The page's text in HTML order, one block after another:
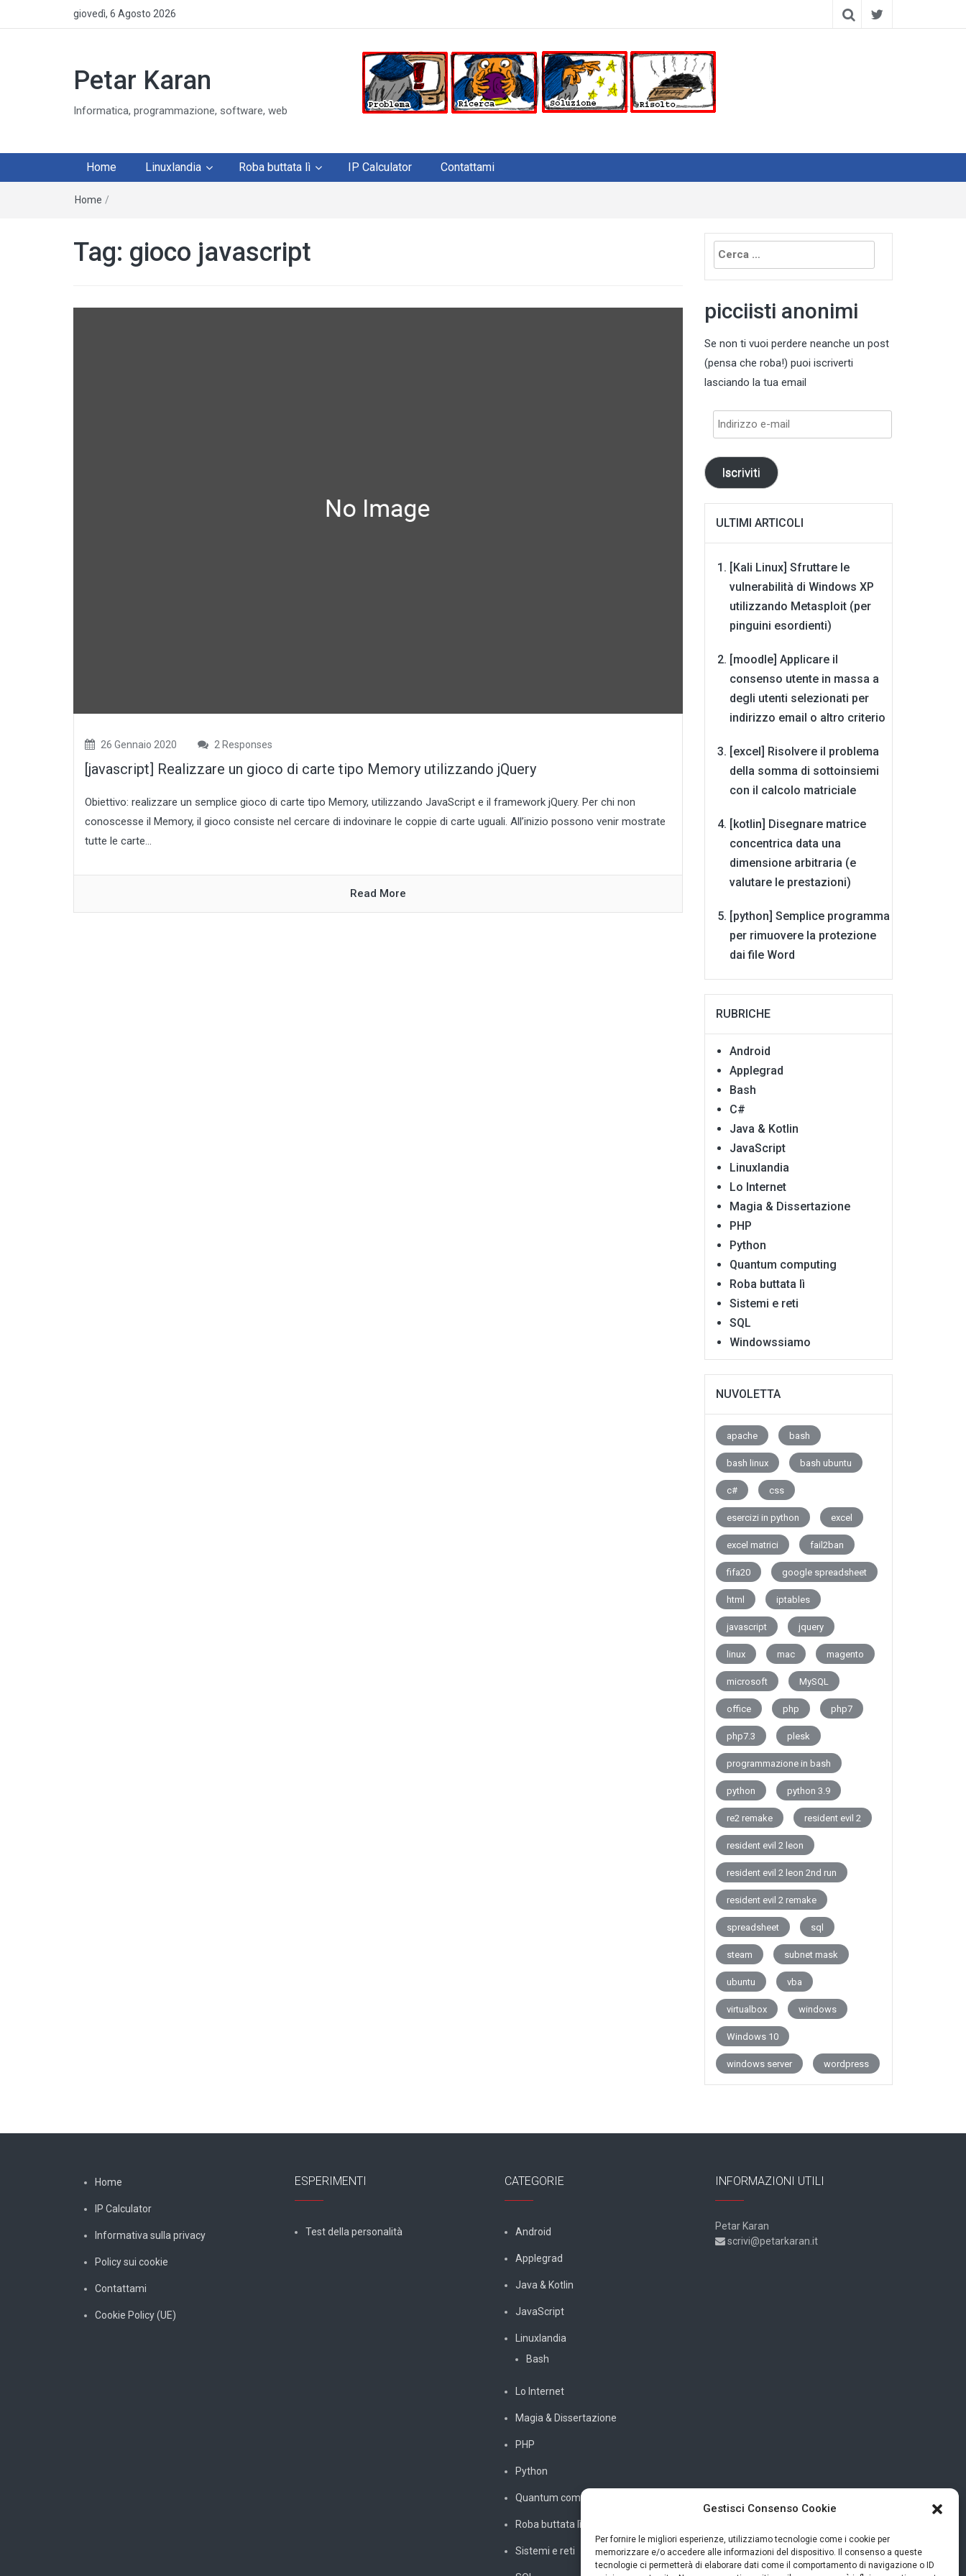
Gestisci Consenso Cookie
Per fornire le migliori esperienze, utilizziamo tecnologie come i cookie per
memorizzare e/o accedere alle informazioni del dispositivo. Il consenso a queste
tecnologie ci permetterà di elaborare dati come il comportamento di navigazione o ID
giovedì, 6 Agosto 2026
Petar Karan
Informatica, programmazione, software, web
Home Linuxlandia Roba buttata lì IP Calculator Contattami
Home /
Tag: gioco javascript
26 Gennaio 2020 2 Responses
[javascript] Realizzare un gioco di carte tipo Memory utilizzando jQuery
Obiettivo: realizzare un semplice gioco di carte tipo Memory, utilizzando JavaScript e il framework jQuery. Per chi non
conoscesse il Memory, il gioco consiste nel cercare di indovinare le coppie di carte uguali. All’inizio possono venir mostrate
tutte le carte...
Read More
Ricerca
per:
picciisti anonimi
Se non ti vuoi perdere neanche un post
(pensa che roba!) puoi iscriverti
lasciando la tua email
Indirizzo
Iscriviti
ULTIMI ARTICOLI
[Kali Linux] Sfruttare le
vulnerabilità di Windows XP
utilizzando Metasploit (per
pinguini esordienti)
[moodle] Applicare il
consenso utente in massa a
degli utenti selezionati per
indirizzo email o altro criterio
[excel] Risolvere il problema
della somma di sottoinsiemi
con il calcolo matriciale
[kotlin] Disegnare matrice
concentrica data una
dimensione arbitraria (e
valutare le prestazioni)
[python] Semplice programma
per rimuovere la protezione
dai file Word
RUBRICHE
Android
Applegrad
Bash
C#
Java & Kotlin
JavaScript
Linuxlandia
Lo Internet
Magia & Dissertazione
PHP
Python
Quantum computing
Roba buttata lì
Sistemi e reti
SQL
Windowssiamo
NUVOLETTA
apache bash
bash linux bash ubuntu
c# css
esercizi in python excel
excel matrici fail2ban
fifa20 google spreadsheet
html iptables
javascript jquery
linux mac magento
microsoft MySQL
office php php7
php7.3 plesk
programmazione in bash
python python 3.9
re2 remake resident evil 2
resident evil 2 leon
resident evil 2 leon 2nd run
resident evil 2 remake
spreadsheet sql
steam subnet mask
ubuntu vba
virtualbox windows
Windows 10
windows server wordpress
Home
IP Calculator
Informativa sulla privacy
Policy sui cookie
Contattami
Cookie Policy (UE)
ESPERIMENTI
Test della personalità
CATEGORIE
Android
Applegrad
Java & Kotlin
JavaScript
Linuxlandia
Bash
Lo Internet
Magia & Dissertazione
PHP
Python
Quantum computing
Roba buttata lì
Sistemi e reti
INFORMAZIONI UTILI
Petar Karan
scrivi@petarkaran.it